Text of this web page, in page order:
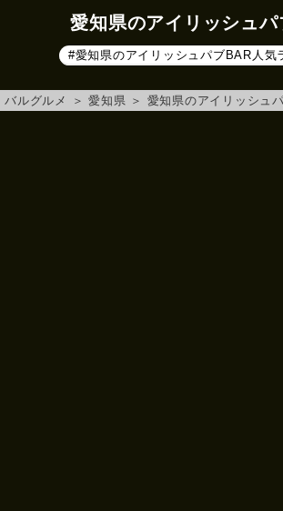
愛知県のアイリッシュ
#愛知県のアイリッシュパブBAR人気
バルグルメ ＞ 愛知県 ＞ 愛知県のアイリッシュ